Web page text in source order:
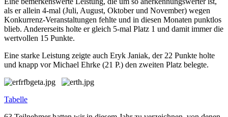
als er allein 4-mal (Juli, August, Oktober und November) wegen
Konkurrenz-Veranstaltungen fehlte und in diesen Monaten punktlos
blieb. Andererseits holte er gleich 5-mal Platz 1 und damit immer die
wertvollen 15 Punkte.
Eine starke Leistung zeigte auch Eryk Janiak, der 22 Punkte holte
und knapp vor Michael Ehrke (21 P.) den zweiten Platz belegte.
Tabelle